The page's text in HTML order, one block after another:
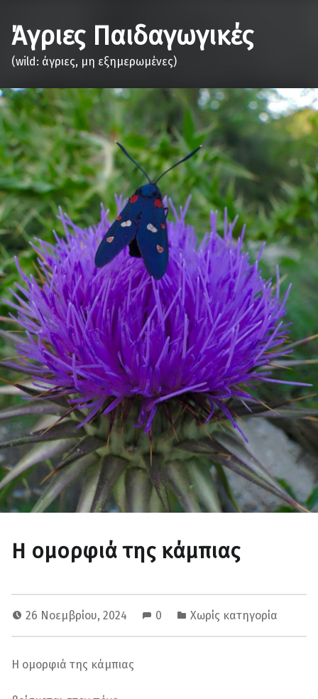
Άγριες Παιδαγωγικές
(wild: άγριες, μη εξημερωμένες)
Η ομορφιά της κάμπιας
26 Νοεμβρίου, 2024 0 Χωρίς κατηγορία
Η ομορφιά της κάμπιας